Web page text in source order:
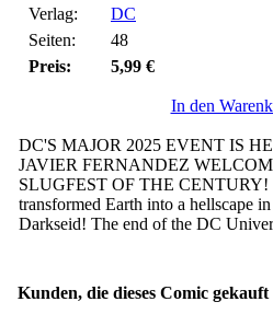
Verlag:
DC
Seiten:
48
Preis:
5,99 €
In den
DC'S MAJOR 2025 EVENT IS
JAVIER FERNANDEZ
SLUGFEST OF THE CENTURY!
transformed Earth into a hellscape
Darkseid! The end of the DC
Kunden, die dieses Comic